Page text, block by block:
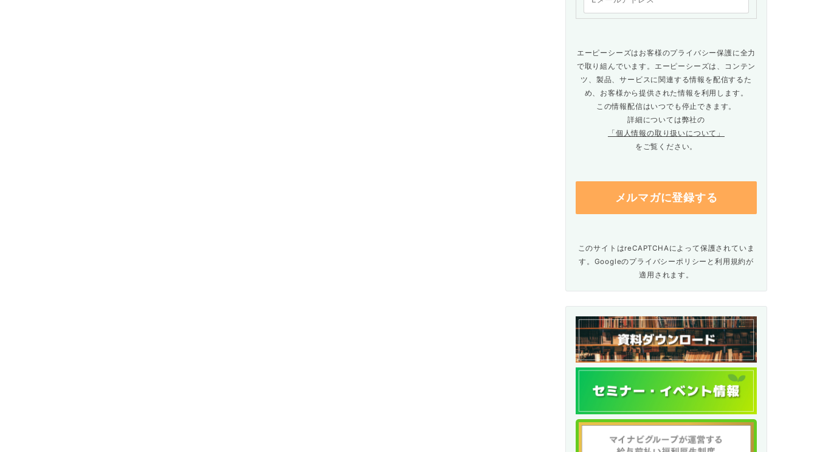
エーピーシーズはお客様のプライバシー保護に全力
で取り組んでいます。エーピーシーズは、コンテン
ツ、製品、サービスに関連する情報を配信するた
め、お客様から提供された情報を利用します。
この情報配信はいつでも停止できます。
詳細については弊社の
「個人情報の取り扱いについて」
をご覧ください。
このサイトはreCAPTCHAによって保護されていま
す。Googleのプライバシーポリシー と 利用規約が
適用されます。